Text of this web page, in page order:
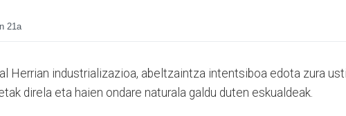
21a
Herrian industrializazioa, abeltzaintza intentsiboa edota zura
direla eta haien ondare naturala galdu duten eskualdeak.